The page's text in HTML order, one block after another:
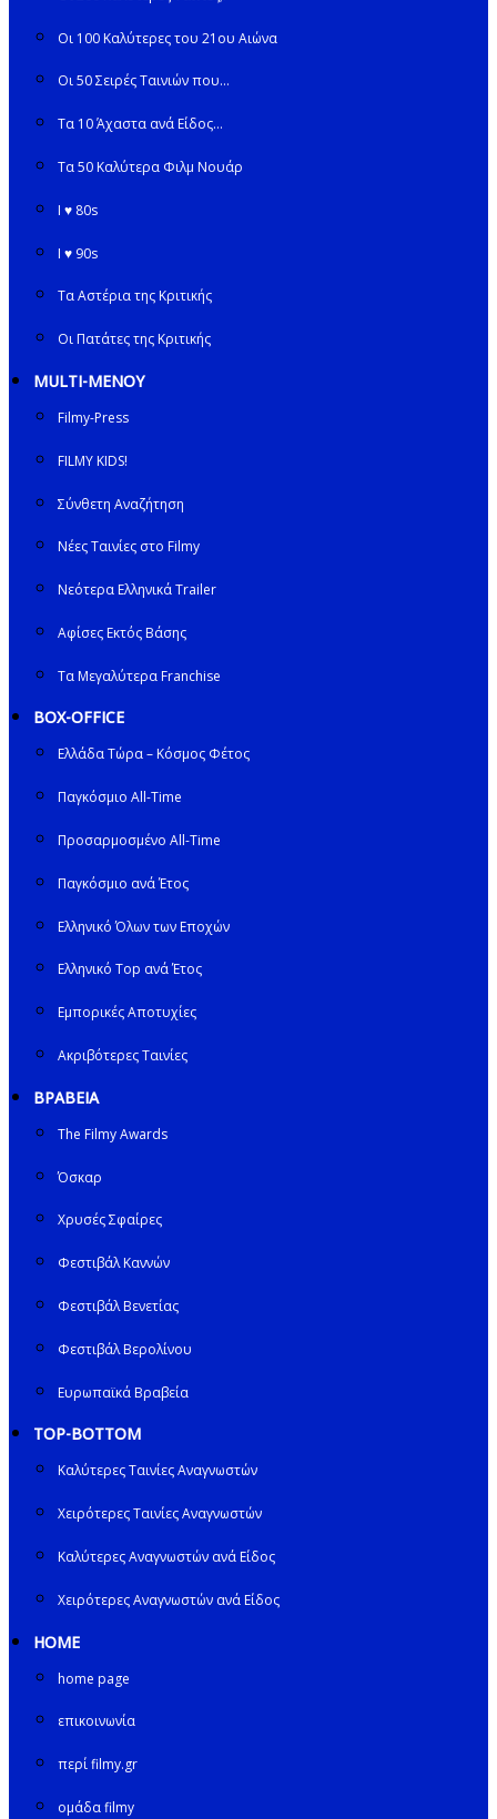
Οι 100 Καλύτερες του 21ου Αιώνα
Οι 50 Σειρές Ταινιών που…
Τα 10 Άχαστα ανά Είδος…
Τα 50 Καλύτερα Φιλμ Νουάρ
I ♥ 80s
I ♥ 90s
Τα Αστέρια της Κριτικής
Οι Πατάτες της Κριτικής
MULTI-ΜΕΝΟΥ
Filmy-Press
FILMY KIDS!
Σύνθετη Αναζήτηση
Νέες Ταινίες στο Filmy
Νεότερα Ελληνικά Trailer
Αφίσες Εκτός Βάσης
Τα Μεγαλύτερα Franchise
BOX-OFFICE
Ελλάδα Τώρα – Κόσμος Φέτος
Παγκόσμιο All-Time
Προσαρμοσμένο All-Time
Παγκόσμιο ανά Έτος
Ελληνικό Όλων των Εποχών
Ελληνικό Top ανά Έτος
Εμπορικές Αποτυχίες
Ακριβότερες Ταινίες
ΒΡΑΒΕΙΑ
The Filmy Awards
Όσκαρ
Χρυσές Σφαίρες
Φεστιβάλ Καννών
Φεστιβάλ Βενετίας
Φεστιβάλ Βερολίνου
Ευρωπαϊκά Βραβεία
TOP-BOTTOM
Καλύτερες Ταινίες Αναγνωστών
Χειρότερες Ταινίες Αναγνωστών
Καλύτερες Αναγνωστών ανά Είδος
Χειρότερες Αναγνωστών ανά Είδος
HOME
home page
επικοινωνία
περί filmy.gr
ομάδα filmy